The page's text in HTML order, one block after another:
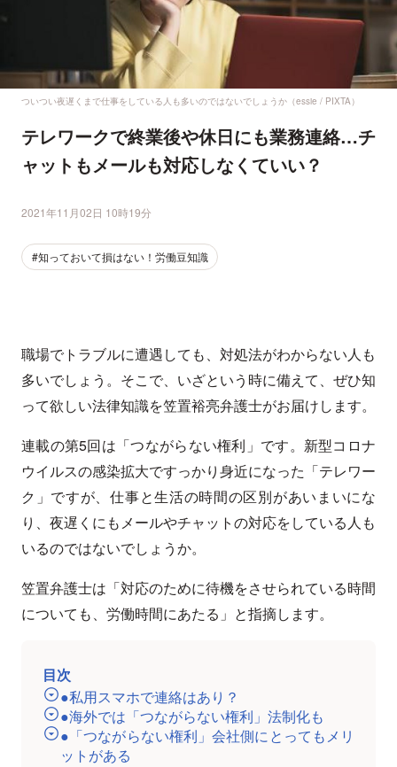
ついつい夜遅くまで仕事をしている人も多いのではないでしょうか（essie / PIXTA）
テレワークで終業後や休日にも業務連絡…チ
ャットもメールも対応しなくていい？
2021年11月02日 10時19分
#知っておいて損はない！労働豆知識
職場でトラブルに遭遇しても、対処法がわからない人も
多いでしょう。そこで、いざという時に備えて、ぜひ知
って欲しい法律知識を笠置裕亮弁護士がお届けします。
連載の第5回は「つながらない権利」です。新型コロナ
ウイルスの感染拡大ですっかり身近になった「テレワー
ク」ですが、仕事と生活の時間の区別があいまいにな
り、夜遅くにもメールやチャットの対応をしている人も
いるのではないでしょうか。
笠置弁護士は「対応のために待機をさせられている時間
についても、労働時間にあたる」と指摘します。
目次
●私用スマホで連絡はあり？
●海外では「つながらない権利」法制化も
●「つながらない権利」会社側にとってもメリ
ットがある